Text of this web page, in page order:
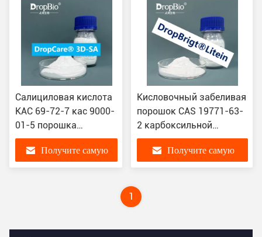
Салициловая кислота
КАС 69-72-7 кас 9000-
01-5 порошка
ингредиентов заботы
о коже ОДМ сырцовая
Получите самую
Кисловочный забеливая
порошок CAS 19771-63-
2 карбоксильной
кислоты Litein
Oxothiazolidine белый
Получите самую
1